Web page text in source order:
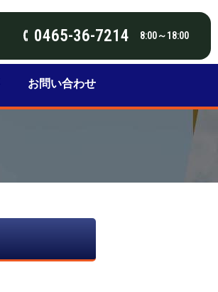
0465-36-7214 8:00～18:00
お問い合わせ